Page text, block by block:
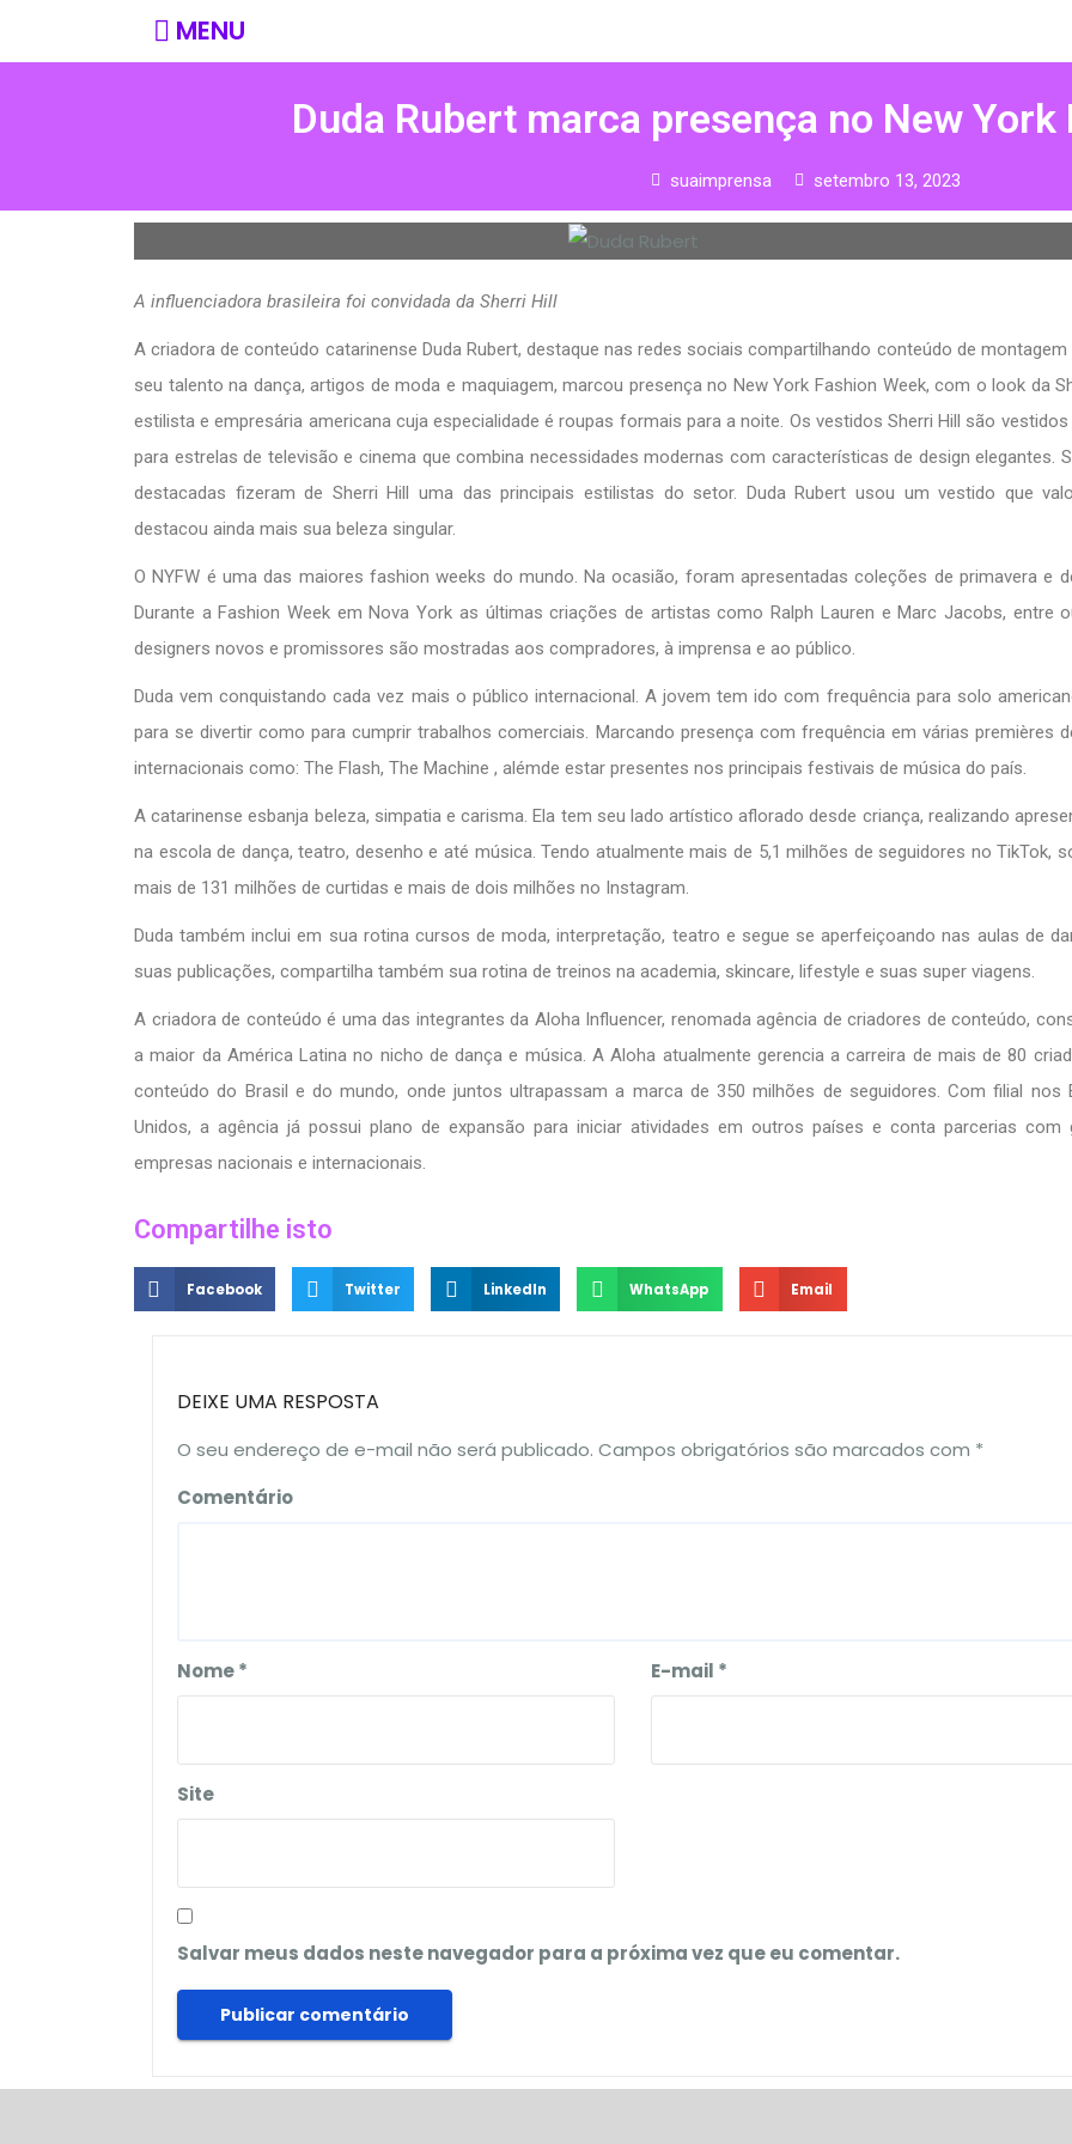
MENU
Duda Rubert marca presença no New York
suaimprensa setembro 13, 2023
A influenciadora brasileira foi convidada da Sherri Hill
A criadora de conteúdo catarinense Duda Rubert, destaque nas redes sociais compartilhando conteúdo de montagem
seu talento na dança, artigos de moda e maquiagem, marcou presença no New York Fashion Week, com o look da
estilista e empresária americana cuja especialidade é roupas formais para a noite. Os vestidos Sherri Hill são
para estrelas de televisão e cinema que combina necessidades modernas com características de design elegantes.
destacadas fizeram de Sherri Hill uma das principais estilistas do setor. Duda Rubert usou um vestido que
destacou ainda mais sua beleza singular.
O NYFW é uma das maiores fashion weeks do mundo. Na ocasião, foram apresentadas coleções de primavera e
Durante a Fashion Week em Nova York as últimas criações de artistas como Ralph Lauren e Marc Jacobs, entre
designers novos e promissores são mostradas aos compradores, à imprensa e ao público.
Duda vem conquistando cada vez mais o público internacional. A jovem tem ido com frequência para solo
para se divertir como para cumprir trabalhos comerciais. Marcando presença com frequência em várias premières
internacionais como: The Flash, The Machine , alémde estar presentes nos principais festivais de música do país.
A catarinense esbanja beleza, simpatia e carisma. Ela tem seu lado artístico aflorado desde criança, realizando
na escola de dança, teatro, desenho e até música. Tendo atualmente mais de 5,1 milhões de seguidores no TikTok,
mais de 131 milhões de curtidas e mais de dois milhões no Instagram.
Duda também inclui em sua rotina cursos de moda, interpretação, teatro e segue se aperfeiçoando nas aulas de
suas publicações, compartilha também sua rotina de treinos na academia, skincare, lifestyle e suas super viagens.
A criadora de conteúdo é uma das integrantes da Aloha Influencer, renomada agência de criadores de conteúdo,
a maior da América Latina no nicho de dança e música. A Aloha atualmente gerencia a carreira de mais de 80
conteúdo do Brasil e do mundo, onde juntos ultrapassam a marca de 350 milhões de seguidores. Com filial nos
Unidos, a agência já possui plano de expansão para iniciar atividades em outros países e conta parcerias com
empresas nacionais e internacionais.
Compartilhe isto
Facebook Twitter LinkedIn WhatsApp Email
DEIXE UMA RESPOSTA
O seu endereço de e-mail não será publicado. Campos obrigatórios são marcados com *
Comentário
Nome* E-mail *
Site
Salvar meus dados neste navegador para a próxima vez que eu comentar.